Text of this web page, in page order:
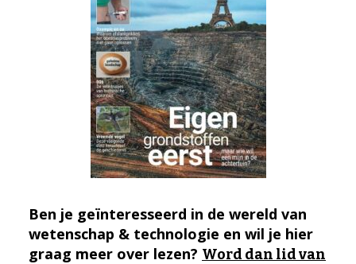
Ben je geïnteresseerd in de wereld van
wetenschap & technologie en wil je hier
graag meer over lezen? Word dan lid van